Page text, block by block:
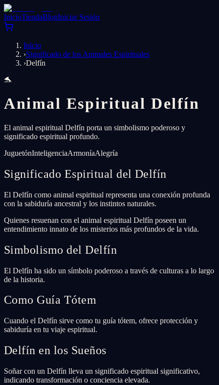
InicioTiendaBlogIniciar Sesión
Inicio
›Significado de los Animales Espirituales
›Delfín
🐬
Animal Espiritual Delfín
El animal espiritual Delfín porta un simbolismo poderoso y
significado espiritual profundo.
JuguetónInteligenciaArmoníaAlegría
Significado Espiritual del Delfín
El Delfín como animal espiritual representa una conexión profunda
con la sabiduría ancestral y los instintos naturales.
Quienes resuenan con el animal espiritual Delfín poseen un
entendimiento innato de los misterios más profundos de la vida.
Simbolismo del Delfín
El Delfín ha sido un símbolo poderoso a través de culturas a lo largo
de la historia.
Como Guía Tótem
Cuando el Delfín sirve como tu guía tótem, ofrece protección y
sabiduría en tu viaje espiritual.
Delfín en los Sueños
Soñar con un Delfín lleva un significado espiritual significativo,
indicando transformación o conciencia elevada.